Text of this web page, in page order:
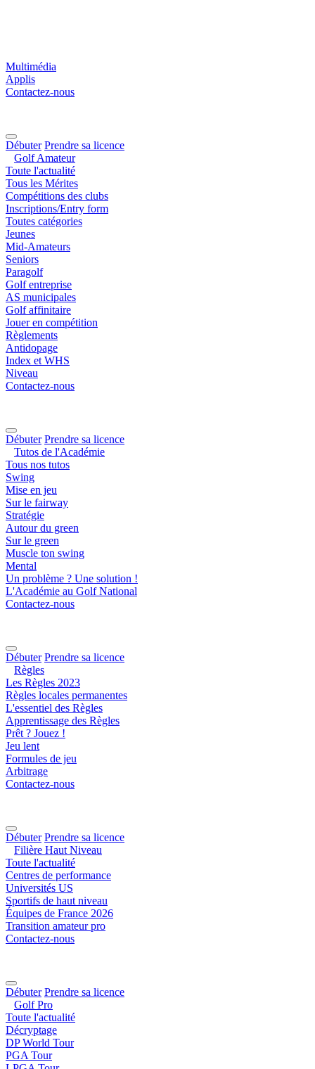
Multimédia
Applis
Contactez-nous
Débuter Prendre sa licence
Golf Amateur
Toute l'actualité
Tous les Mérites
Compétitions des clubs
Inscriptions/Entry form
Toutes catégories
Jeunes
Mid-Amateurs
Seniors
Paragolf
Golf entreprise
AS municipales
Golf affinitaire
Jouer en compétition
Règlements
Antidopage
Index et WHS
Niveau
Contactez-nous
Débuter Prendre sa licence
Tutos de l'Académie
Tous nos tutos
Swing
Mise en jeu
Sur le fairway
Stratégie
Autour du green
Sur le green
Muscle ton swing
Mental
Un problème ? Une solution !
L'Académie au Golf National
Contactez-nous
Débuter Prendre sa licence
Règles
Les Règles 2023
Règles locales permanentes
L'essentiel des Règles
Apprentissage des Règles
Prêt ? Jouez !
Jeu lent
Formules de jeu
Arbitrage
Contactez-nous
Débuter Prendre sa licence
Filière Haut Niveau
Toute l'actualité
Centres de performance
Universités US
Sportifs de haut niveau
Équipes de France 2026
Transition amateur pro
Contactez-nous
Débuter Prendre sa licence
Golf Pro
Toute l'actualité
Décryptage
DP World Tour
PGA Tour